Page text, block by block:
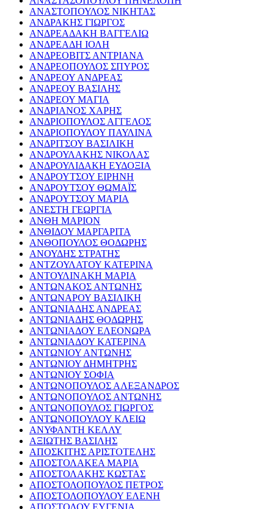
ΑΝΑΣΤΟΠΟΥΛΟΣ ΝΙΚΗΤΑΣ
ΑΝΔΡΑΚΗΣ ΓΙΩΡΓΟΣ
ΑΝΔΡΕΑΔΑΚΗ ΒΑΓΓΕΛΙΩ
ΑΝΔΡΕΑΔΗ ΙΟΛΗ
ΑΝΔΡΕΟΒΙΤΣ ΑΝΤΡΙΑΝΑ
ΑΝΔΡΕΟΠΟΥΛΟΣ ΣΠΥΡΟΣ
ΑΝΔΡΕΟΥ ΑΝΔΡΕΑΣ
ΑΝΔΡΕΟΥ ΒΑΣΙΛΗΣ
ΑΝΔΡΕΟΥ ΜΑΓΙΑ
ΑΝΔΡΙΑΝΟΣ ΧΑΡΗΣ
ΑΝΔΡΙΟΠΟΥΛΟΣ ΑΓΓΕΛΟΣ
ΑΝΔΡΙΟΠΟΥΛΟΥ ΠΑΥΛΙΝΑ
ΑΝΔΡΙΤΣΟΥ ΒΑΣΙΛΙΚΗ
ΑΝΔΡΟΥΛΑΚΗΣ ΝΙΚΟΛΑΣ
ΑΝΔΡΟΥΛΙΔΑΚΗ ΕΥΔΟΞΙΑ
ΑΝΔΡΟΥΤΣΟΥ ΕΙΡΗΝΗ
ΑΝΔΡΟΥΤΣΟΥ ΘΩΜΑΪΣ
ΑΝΔΡΟΥΤΣΟΥ ΜΑΡΙΑ
ΑΝΕΣΤΗ ΓΕΩΡΓΙΑ
ΑΝΘΗ ΜΑΡΙΟΝ
ΑΝΘΙΔΟΥ ΜΑΡΓΑΡΙΤΑ
ΑΝΘΟΠΟΥΛΟΣ ΘΟΔΩΡΗΣ
ΑΝΟΥΔΗΣ ΣΤΡΑΤΗΣ
ΑΝΤΖΟΥΛΑΤΟΥ ΚΑΤΕΡΙΝΑ
ΑΝΤΟΥΛΙΝΑΚΗ ΜΑΡΙΑ
ΑΝΤΩΝΑΚΟΣ ΑΝΤΩΝΗΣ
ΑΝΤΩΝΑΡΟΥ ΒΑΣΙΛΙΚΗ
ΑΝΤΩΝΙΑΔΗΣ ΑΝΔΡΕΑΣ
ΑΝΤΩΝΙΑΔΗΣ ΘΟΔΩΡΗΣ
ΑΝΤΩΝΙΑΔΟΥ ΕΛΕΟΝΩΡΑ
ΑΝΤΩΝΙΑΔΟΥ ΚΑΤΕΡΙΝΑ
ΑΝΤΩΝΙΟΥ ΑΝΤΩΝΗΣ
ΑΝΤΩΝΙΟΥ ΔΗΜΗΤΡΗΣ
ΑΝΤΩΝΙΟΥ ΣΟΦΙΑ
ΑΝΤΩΝΟΠΟΥΛΟΣ ΑΛΕΞΑΝΔΡΟΣ
ΑΝΤΩΝΟΠΟΥΛΟΣ ΑΝΤΩΝΗΣ
ΑΝΤΩΝΟΠΟΥΛΟΣ ΓΙΩΡΓΟΣ
ΑΝΤΩΝΟΠΟΥΛΟΥ ΚΛΕΙΩ
ΑΝΥΦΑΝΤΗ ΚΕΛΛΥ
ΑΞΙΩΤΗΣ ΒΑΣΙΛΗΣ
ΑΠΟΣΚΙΤΗΣ ΑΡΙΣΤΟΤΕΛΗΣ
ΑΠΟΣΤΟΛΑΚΕΑ ΜΑΡΙΑ
ΑΠΟΣΤΟΛΑΚΗΣ ΚΩΣΤΑΣ
ΑΠΟΣΤΟΛΟΠΟΥΛΟΣ ΠΕΤΡΟΣ
ΑΠΟΣΤΟΛΟΠΟΥΛΟΥ ΕΛΕΝΗ